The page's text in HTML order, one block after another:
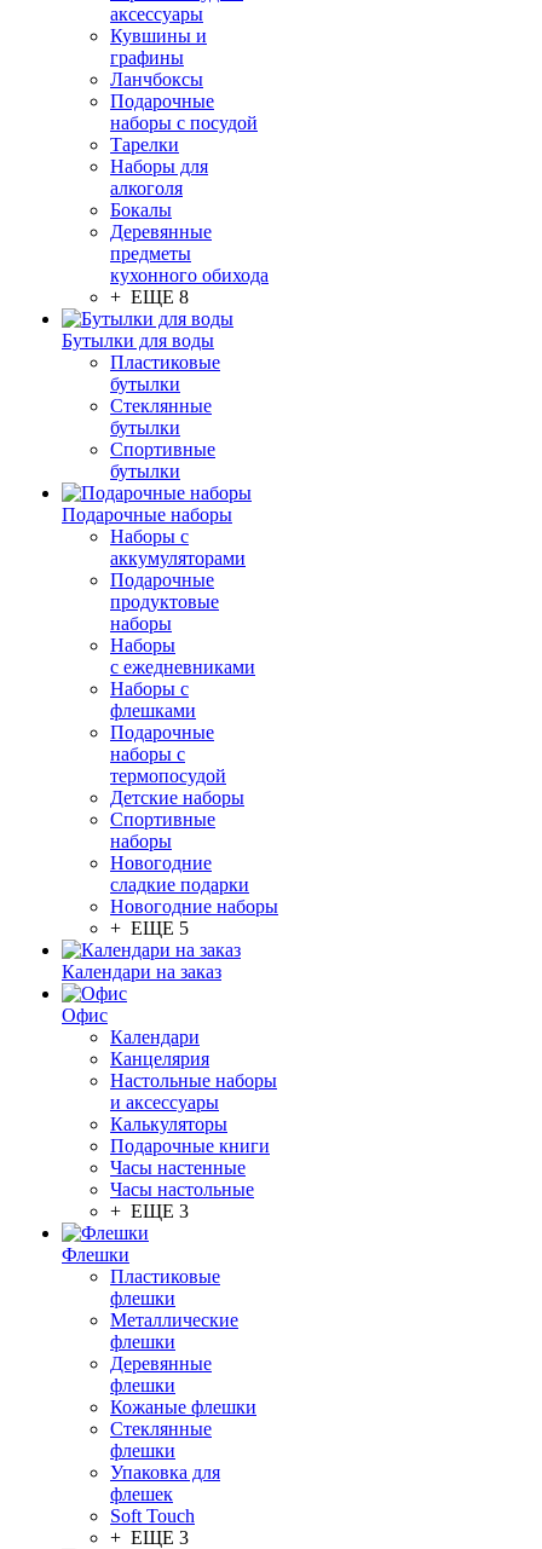
аксессуары
Кувшины и
графины
Ланчбоксы
Подарочные
наборы с посудой
Тарелки
Наборы для
алкоголя
Бокалы
Деревянные
предметы
кухонного обихода
+ ЕЩЕ 8
Бутылки для воды
Пластиковые
бутылки
Стеклянные
бутылки
Спортивные
бутылки
Подарочные наборы
Наборы с
аккумуляторами
Подарочные
продуктовые
наборы
Наборы
с ежедневниками
Наборы с
флешками
Подарочные
наборы с
термопосудой
Детские наборы
Спортивные
наборы
Новогодние
сладкие подарки
Новогодние наборы
+ ЕЩЕ 5
Календари на заказ
Офис
Календари
Канцелярия
Настольные наборы
и аксессуары
Калькуляторы
Подарочные книги
Часы настенные
Часы настольные
+ ЕЩЕ 3
Флешки
Пластиковые
флешки
Металлические
флешки
Деревянные
флешки
Кожаные флешки
Стеклянные
флешки
Упаковка для
флешек
Soft Touch
+ ЕЩЕ 3